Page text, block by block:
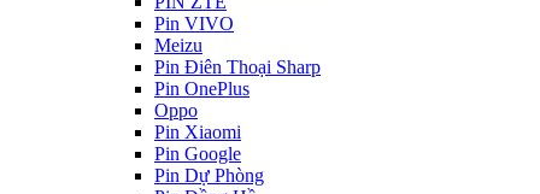
Pin VIVO
Meizu
Pin Điên Thoại Sharp
Pin OnePlus
Oppo
Pin Xiaomi
Pin Google
Pin Dự Phòng